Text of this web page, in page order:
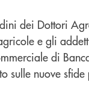
dei Dottori
e gli
di
sulle nuove